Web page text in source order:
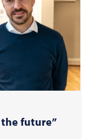
the future”